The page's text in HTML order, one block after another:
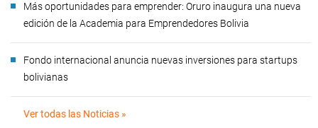
Más oportunidades para emprender: Oruro inaugura una nueva
edición de la Academia para Emprendedores Bolivia
Fondo internacional anuncia nuevas inversiones para startups
bolivianas
Ver todas las Noticias »